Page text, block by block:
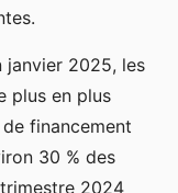
janvier 2025, les
plus en plus
financement
30 % des
2024